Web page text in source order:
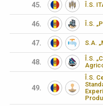
45. Î.S.
46. Î.S.
47. S.A.
48.
Î.S.
49.
Î.S.